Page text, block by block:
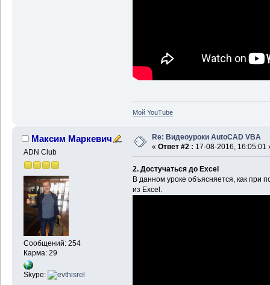
Мой YouTube
Максим Маркевич
ADN Club
Сообщений: 254
Карма: 29
Skype:
Re: Видеоуроки AutoCAD VBA
« Ответ #2 : 17-08-2016, 16:05:01
2. Достучаться до Excel
В данном уроке объясняется, как при
из Excel.